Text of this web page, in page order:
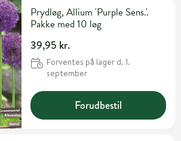
Prydløg, Allium 'Purple Sens.'.
Pakke med 10 løg
39,95 kr.
Forventes på lager d. 1.
september
Forudbestil